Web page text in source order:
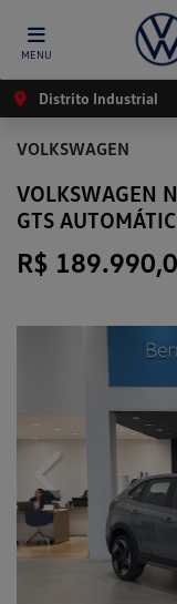
MENU
Distrito Industrial
VOLKSWAGEN
VOLKSWAGEN
GTS
R$
Previous